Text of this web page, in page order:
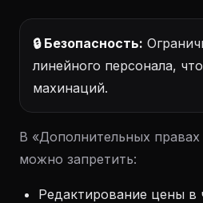
🔒 Безопасность:
линейного персонала,
махинаций.
В «Дополнительных правах
можно запретить:
Редактирование цены в